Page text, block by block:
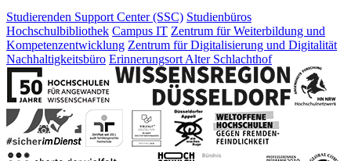
Studierenden Support Center (SSC) Studienbüros
Hochschulbibliothek Campus IT Zentrum für Weiterbildung und
Kompetenzentwicklung Zentrum für Digitalisierung und Digitalität
Nachhaltigkeitsbüro Erinnerungsort Alter Schlachthof